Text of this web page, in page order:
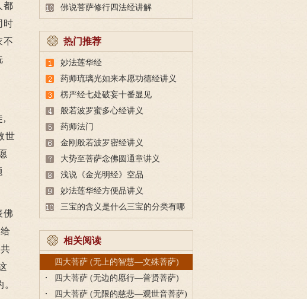
都
时
不
,
世
佛
佛说菩萨修行四法经讲解
热门推荐
妙法莲华经
药师琉璃光如来本愿功德经讲义
楞严经七处破妄十番显见
般若波罗蜜多心经讲义
药师法门
金刚般若波罗密经讲义
大势至菩萨念佛圆通章讲义
浅说《金光明经》空品
妙法莲华经方便品讲义
三宝的含义是什么三宝的分类有哪
相关阅读
四大菩萨 (无上的智慧—文殊菩萨)
四大菩萨 (无边的愿行—普贤菩萨)
四大菩萨 (无限的慈悲—观世音菩萨)